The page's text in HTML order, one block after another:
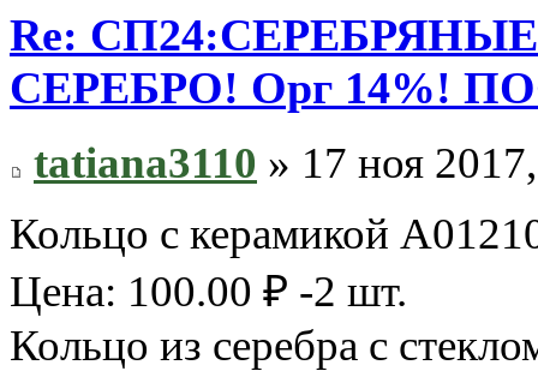
Re:
СЕРЕБРО! Орг 14%!
tatiana3110 » 17 ноя
Кольцо с керамикой
Цена: 100.00 ₽ -2 шт.
Кольцо из серебра с